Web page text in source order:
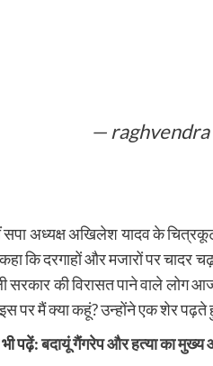
—
सपा अध्यक्ष अखिलेश यादव के
कि दरगाहों और मजारों पर चादर
सरकार की विरासत पाने वाले
पर मैं क्या कहूं? उन्होंने एक शेर
पढ़ें:बदायूं गैंगरेप और हत्या का मुख्य